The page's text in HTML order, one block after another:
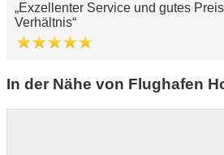
Exzellenter Service und gutes
Verhältnis
In der Nähe von Flughafen